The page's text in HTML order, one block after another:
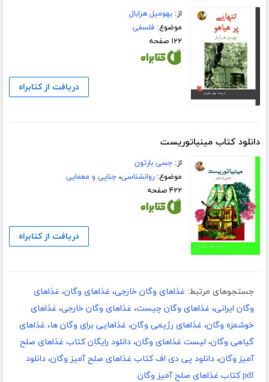
از:بهومیل هرابال
موضوع:فلسفی
۱۲۲ صفحه
دریافت از کتابراه
دانلود کتاب مینیاتوریست
از:جسی بارتون
موضوع:روانشناسی،جنایی و معمایی
۴۲۲ صفحه
دریافت از کتابراه
جستجوهای مرتبط: غذاهای وگان خارجی، غذاهای وگان، غذاهای
وگان ایرانی، غذاهای وگان چیست، غذاهای وگان خارجی، غذاهای
خوشمزه وگان، غذاهای رژیمی وگان، غذاهایی برای وگان ها، غذاهای
گیاهی وگان، لیست غذاهای وگان، دانلود رایگان کتاب غذاهای صلح
آمیز وگان، دانلود پی دی اف کتاب غذاهای صلح آمیز وگان، دانلود
pdf کتاب غذاهای صلح آمیز وگان